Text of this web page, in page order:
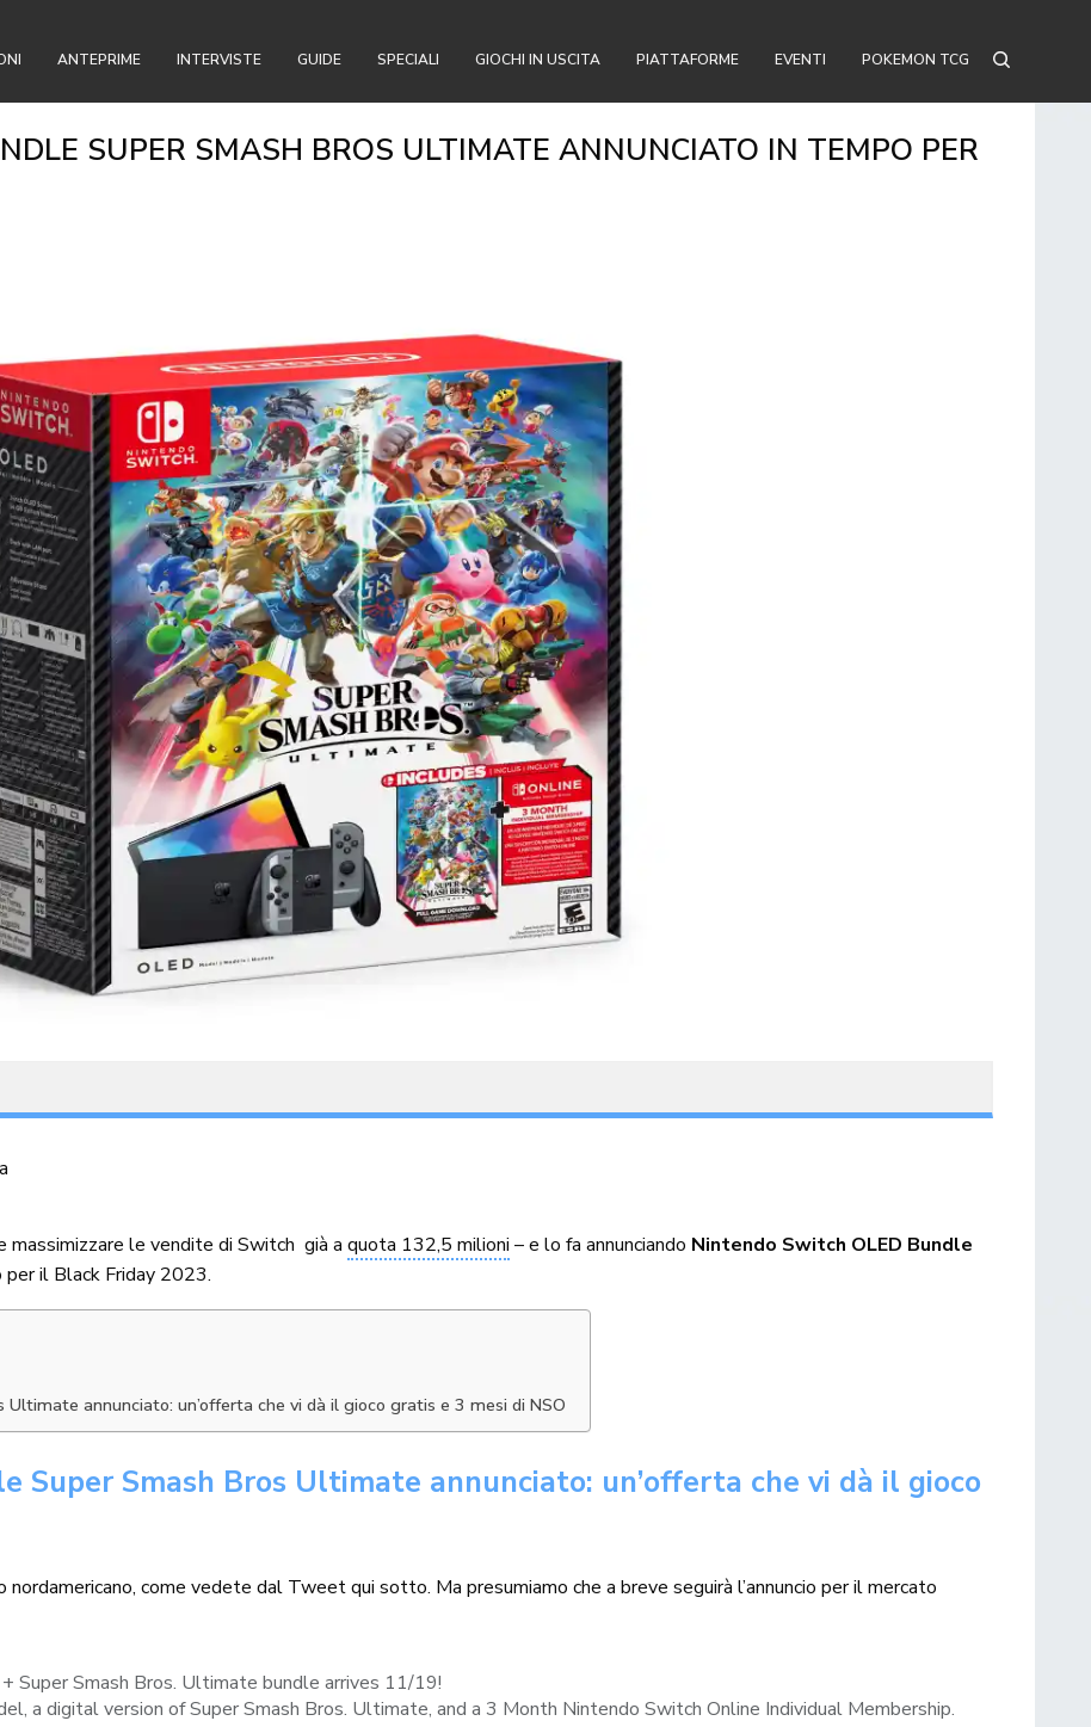
ANTEPRIME INTERVISTE GUIDE SPECIALI GIOCHI IN USCITA PIATTAFORME EVENTI POKEMON TCG
SUPER SMASH BROS ULTIMATE ANNUNCIATO IN TEMPO PER
massimizzare le vendite di Switch già aquota 132,5 milioni – e lo fa annunciando Nintendo Switch OLED Bundle
per il Black Friday 2023.
annunciato: un’offerta che vi dà il gioco gratis e 3 mesi di NSO
Super Smash Bros Ultimate annunciato: un’offerta che vi dà il gioco
come vedete dal Tweet qui sotto. Ma presumiamo che a breve seguirà l’annuncio per il mercato
Super Smash Bros. Ultimate bundle arrives 11/19!
a digital version of Super Smash Bros. Ultimate, and a 3 Month Nintendo Switch Online Individual Membership.